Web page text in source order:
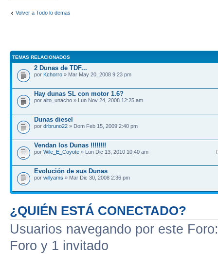
Volver a Todo lo demas
TEMAS RELACIONADOS
2 Dunas de TDF...
por Kchorro » Mar May 20, 2008 9:23 pm
Hay dunas SL con motor 1.6?
por alto_unacho » Lun Nov 24, 2008 12:25 am
Dunas diesel
por drbruno22 » Dom Feb 15, 2009 2:40 pm
Vendan los Dunas !!!!!!!!
por Wile_E_Coyote » Lun Dic 13, 2010 10:40 am
Evolución de sus Dunas
por willyams » Mar Dic 30, 2008 2:36 pm
¿QUIÉN ESTÁ CONECTADO?
Usuarios navegando por este
Foro y 1 invitado